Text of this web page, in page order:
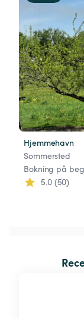
Hjemmehavn
Sommersted
Bokning på
5.0 (50)